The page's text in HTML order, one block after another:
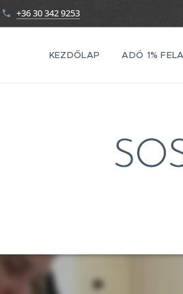
+36 30 342 9253
KEZDŐLAP ADÓ 1%